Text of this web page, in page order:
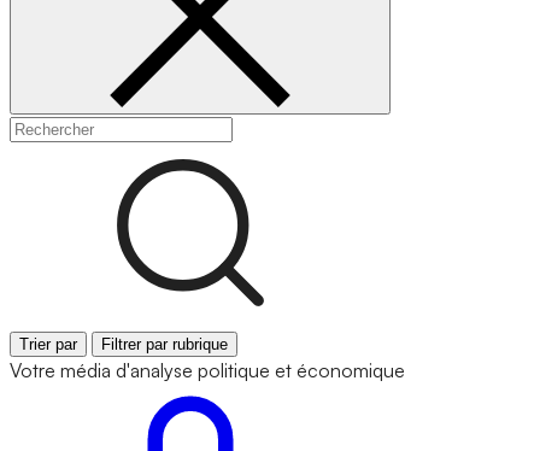
Trier par Filtrer par rubrique
Votre média d'analyse politique et économique